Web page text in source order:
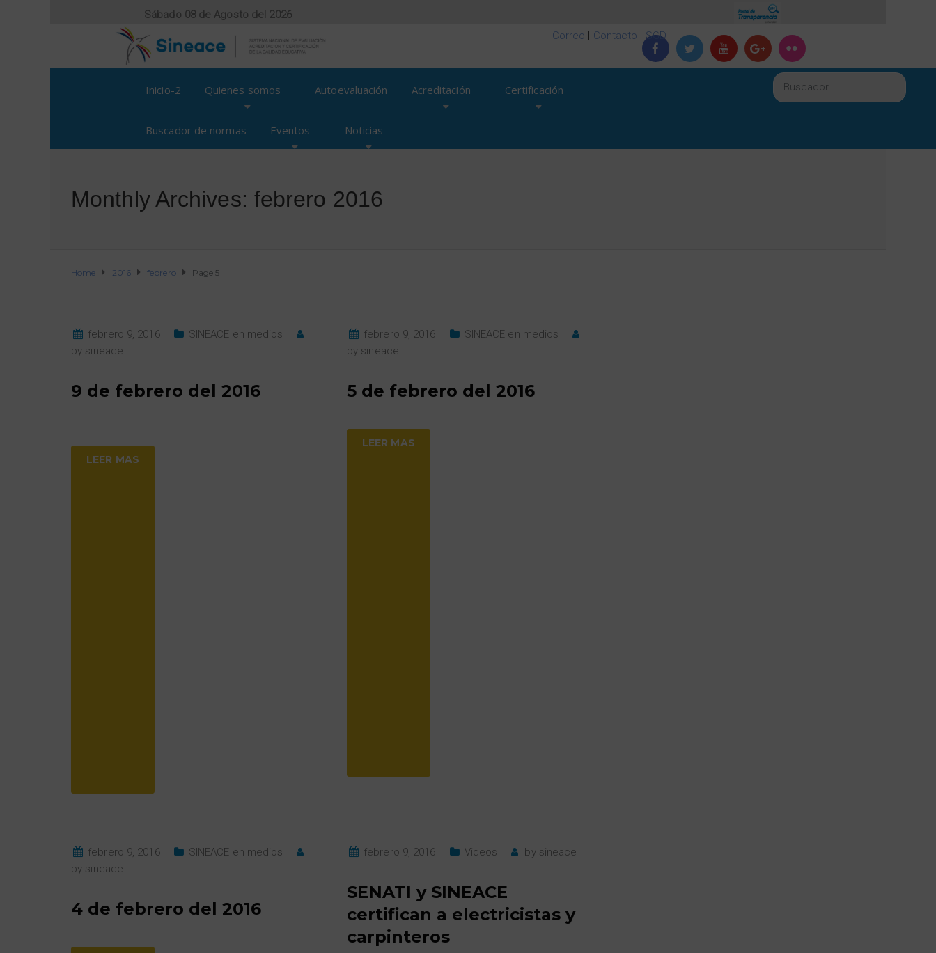
Sábado 08 de Agosto del 2026
Correo | Contacto | SGD
Inicio-2 Quienes somos Autoevaluación Acreditación Certificación
Buscador de normas Eventos Noticias
Monthly Archives: febrero 2016
Home 2016 febrero Page 5
febrero 9, 2016
SINEACE en medios
by sineace
9 de febrero del 2016
LEER MAS
febrero 9, 2016
SINEACE en medios
by sineace
5 de febrero del 2016
LEER MAS
febrero 9, 2016
SINEACE en medios
by sineace
4 de febrero del 2016
febrero 9, 2016 Videos by sineace
SENATI y SINEACE
certifican a electricistas y
carpinteros